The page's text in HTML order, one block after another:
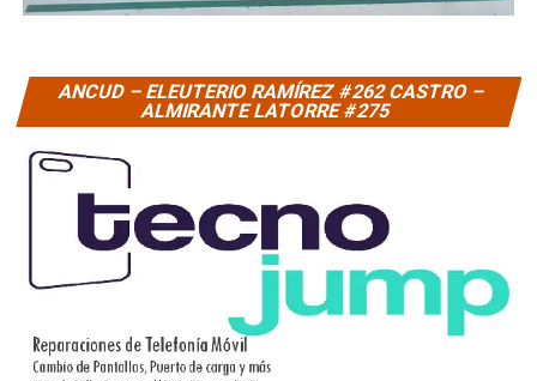
ANCUD – ELEUTERIO RAMÍREZ #262 CASTRO –
ALMIRANTE LATORRE #275